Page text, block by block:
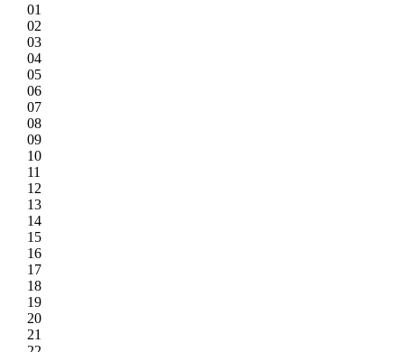
01
02
03
04
05
06
07
08
09
10
11
12
13
14
15
16
17
18
19
20
21